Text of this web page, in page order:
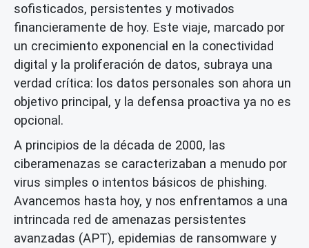
sofisticados, persistentes y motivados
financieramente de hoy. Este viaje, marcado por
un crecimiento exponencial en la conectividad
digital y la proliferación de datos, subraya una
verdad crítica: los datos personales son ahora un
objetivo principal, y la defensa proactiva ya no es
opcional.
A principios de la década de 2000, las
ciberamenazas se caracterizaban a menudo por
virus simples o intentos básicos de phishing.
Avancemos hasta hoy, y nos enfrentamos a una
intrincada red de amenazas persistentes
avanzadas (APT), epidemias de ransomware y